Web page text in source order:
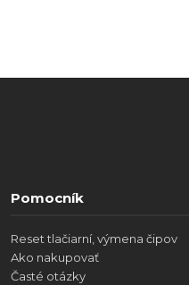
Pomocník
Reset tlačiarní, výmena čipov
Ako nakupovať
Časté otázky